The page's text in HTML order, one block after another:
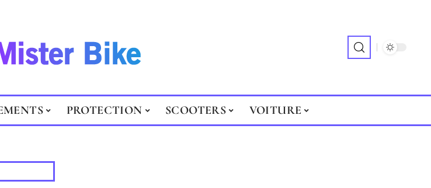
PROTECTION SCOOTERS VOITURE